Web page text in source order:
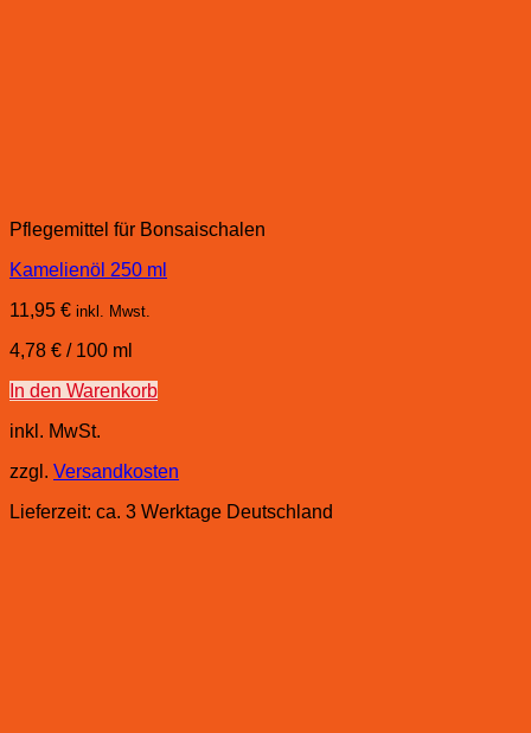
Pflegemittel für Bonsaischalen
Kamelienöl 250 ml
11,95 € inkl. Mwst.
4,78 € / 100 ml
In den Warenkorb
inkl. MwSt.
zzgl. Versandkosten
Lieferzeit: ca. 3 Werktage Deutschland